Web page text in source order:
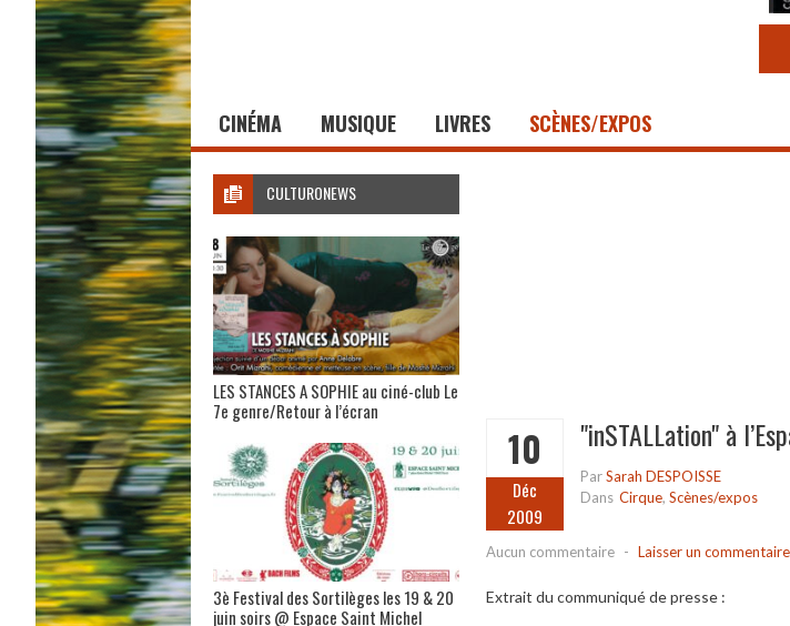
CINÉMA MUSIQUE LIVRES SCÈNES/EXPOS
10
Déc
2009
"inSTALLation" à
ParSarah DESPOISSE
Dans Cirque, Scènes/expos
Aucun commentaire - Laisser un commentaire
Extrait du communiqué de presse :
CULTURONEWS
LES STANCES A SOPHIE au ciné-club Le
7e genre/Retour à l’écran
3è Festival des Sortilèges les 19 & 20
juin soirs @ Espace Saint Michel